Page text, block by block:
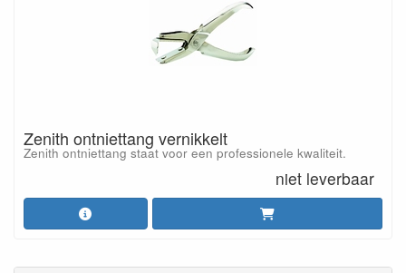
Zenith ontniettang vernikkelt
Zenith ontniettang staat voor een professionele kwaliteit.
niet leverbaar